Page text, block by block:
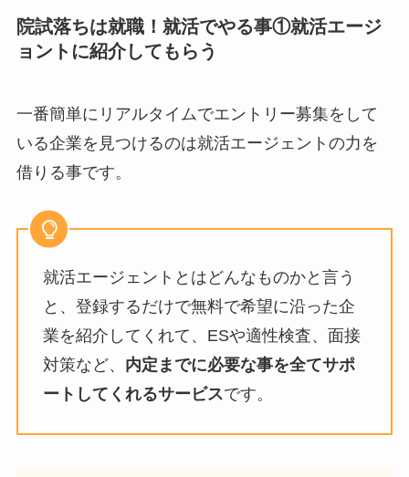
院試落ちは就職！就活でやる事①就活エージ
ョントに紹介してもらう
一番簡単にリアルタイムでエントリー募集をして
いる企業を見つけるのは就活エージェントの力を
借りる事です。
就活エージェントとはどんなものかと言う
と、登録するだけで無料で希望に沿った企
業を紹介してくれて、ESや適性検査、面接
対策など、 内定までに必要な事を全てサポ
ートしてくれるサービスです。